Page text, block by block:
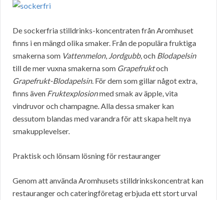
De sockerfria stilldrinks-koncentraten från Aromhuset
finns i en mängd olika smaker. Från de populära fruktiga
smakerna som Vattenmelon, Jordgubb, och Blodapelsin
till de mer vuxna smakerna som Grapefruktoch
Grapefrukt-Blodapelsin. För dem som gillar något extra,
finns även Fruktexplosionmed smak av äpple, vita
vindruvor och champagne. Alla dessa smaker kan
dessutom blandas med varandra för att skapa helt nya
smakupplevelser.
Praktisk och lönsam lösning för restauranger
Genom att använda Aromhusets stilldrinkskoncentrat kan
restauranger och cateringföretag erbjuda ett stort urval